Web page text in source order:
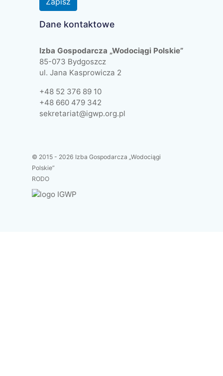
Dane kontaktowe
Izba Gospodarcza „Wodociągi Polskie”
85-073 Bydgoszcz
ul. Jana Kasprowicza 2
+48 52 376 89 10
+48 660 479 342
sekretariat@igwp.org.pl
© 2015 - 2026 Izba Gospodarcza „Wodociągi
Polskie”
RODO